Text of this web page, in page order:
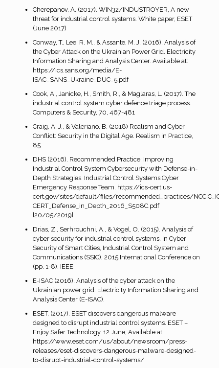
Cherepanov, A. (2017). WIN32/INDUSTROYER, A new
threat for industrial control systems. White paper, ESET
(June 2017)
Conway, T., Lee, R. M., & Assante, M. J. (2016). Analysis of
the Cyber Attack on the Ukrainian Power Grid. Electricity
Information Sharing and Analysis Center. Available at:
https://ics.sans.org/media/E-
ISAC_SANS_Ukraine_DUC_5.pdf
Cook, A., Janicke, H., Smith, R., & Maglaras, L. (2017). The
industrial control system cyber defence triage process.
Computers & Security, 70, 467-481
Craig, A. J., & Valeriano, B. (2018) Realism and Cyber
Conflict: Security in the Digital Age. Realism in Practice,
85
DHS (2016). Recommended Practice: Improving
Industrial Control System Cybersecurity with Defense-in-
Depth Strategies. Industrial Control Systems Cyber
Emergency Response Team. https://ics-cert.us-
cert.gov/sites/default/files/recommended_practices/
CERT_Defense_in_Depth_2016_S508C.pdf
[20/05/2019]
Drias, Z., Serhrouchni, A., & Vogel, O. (2015). Analysis of
cyber security for industrial control systems. In Cyber
Security of Smart Cities, Industrial Control System and
Communications (SSIC), 2015 International Conference on
(pp. 1-8). IEEE
E-ISAC (2016). Analysis of the cyber attack on the
Ukrainian power grid. Electricity Information Sharing and
Analysis Center (E-ISAC).
ESET, (2017). ESET discovers dangerous malware
designed to disrupt industrial control systems. ESET –
Enjoy Safer Technology. 12 June, Available at:
https://www.eset.com/us/about/newsroom/press-
releases/eset-discovers-dangerous-malware-designed-
to-disrupt-industrial-control-systems/